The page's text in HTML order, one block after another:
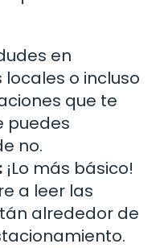
en
o incluso
que te
puedes
no.
¡Lo más básico!
a leer las
alrededor de